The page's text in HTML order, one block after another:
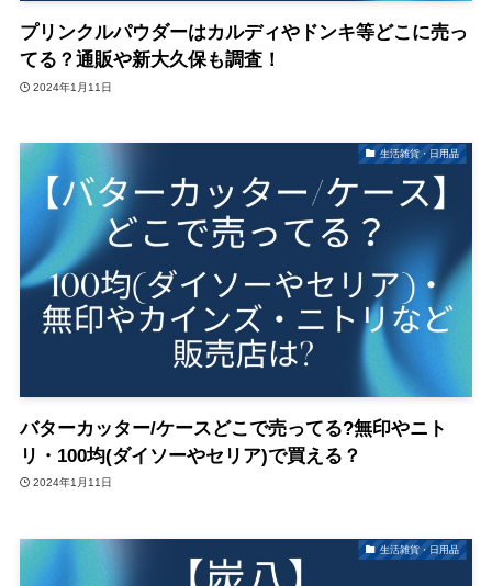
プリンクルパウダーはカルディやドンキ等どこに売っ
てる？通販や新大久保も調査！
2024年1月11日
生活雑貨・日用品
バターカッター/ケースどこで売ってる?無印やニト
リ・100均(ダイソーやセリア)で買える？
2024年1月11日
生活雑貨・日用品